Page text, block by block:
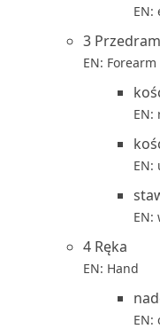
EN:
3
EN: Forearm
EN:
EN:
EN:
4 Ręka
EN: Hand
EN: